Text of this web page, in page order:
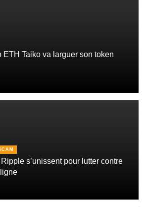
ETH Taiko va larguer son token
s’unissent pour lutter contre